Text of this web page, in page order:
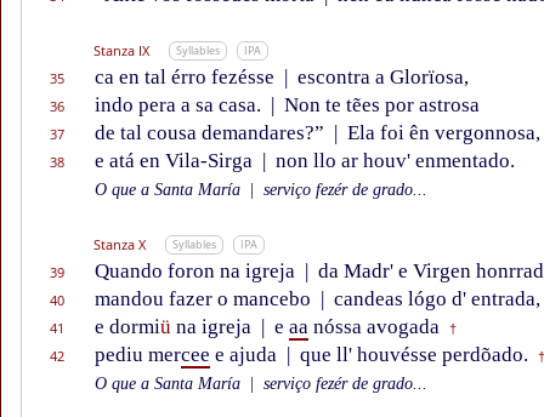
Stanza IX Syllables IPA
35 ca en tal érro fezésse | escontra a Glorïosa,
36 indo pera a sa casa. | Non te tẽes por astrosa
37 de tal cousa demandares?” | Ela foi ên vergonnosa,
38 e atá en Vila-Sirga | non llo ar houv' enmentado.
O que a Santa María serviço fezér de grado...
Stanza X Syllables IPA
39 Quando foron na igreja | da Madr' e Virgen
40 mandou fazer o mancebo | candeas lógo d' entrada,
41 e dormiü na igreja | e aa nóssa avogada †
42 pediu mercee e ajuda | que ll' houvésse perdõado. †
O que a Santa María serviço fezér de grado...